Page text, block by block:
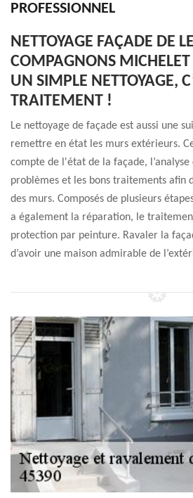
PROFESSIONNEL
NETTOYAGE FAÇADE DE
COMPAGNONS MICHELET
UN SIMPLE NETTOYAGE,
TRAITEMENT !
Le nettoyage de façade est aussi une
remettre en état les murs extérieurs.
compte de l'état de la façade, l’analyse
problèmes et les bons traitements afin
des murs. Composés de plusieurs
a également la réparation, le
protection par peinture. Ravaler la
d’avoir une maison admirable de